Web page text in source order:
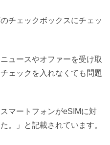
チェックボックスにチェッ
ュースやオファーを受け取
ェックを入れなくても問題
マートフォンがeSIMに対
。」と記載されています。